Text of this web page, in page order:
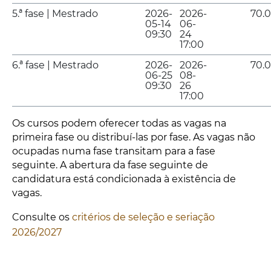
5.ª fase | Mestrado
2026-
05-14
09:30
2026-
06-
24
17:00
6.ª fase | Mestrado
2026-
06-25
09:30
2026-
08-
26
17:00
Os cursos podem oferecer todas as vagas na
primeira fase ou distribuí-las por fase. As vagas não
ocupadas numa fase transitam para a fase
seguinte. A abertura da fase seguinte de
candidatura está condicionada à existência de
vagas.
Consulte os critérios de seleção e seriação
2026/2027